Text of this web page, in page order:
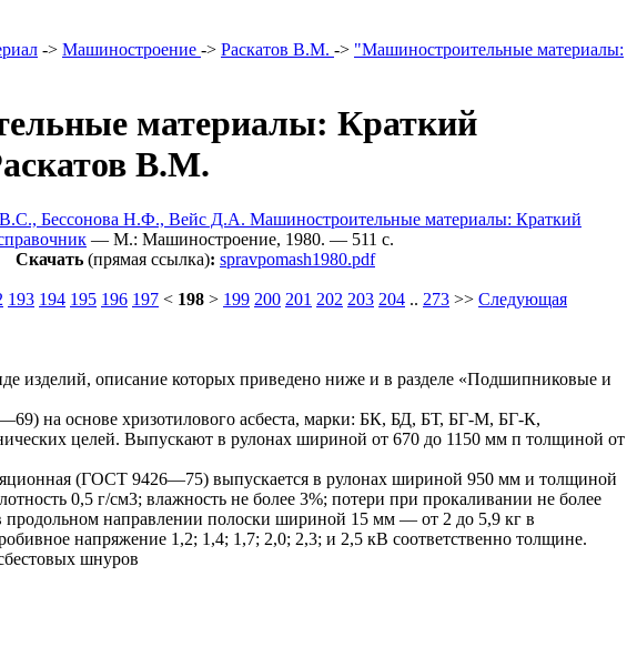
-> Машиностроение -> Раскатов В.М. -> "Машиностроительные материалы:
материалы: Краткий
В.М.
Бессонова Н.Ф., Вейс Д.А. Машиностроительные материалы: Краткий
— M.: Машиностроение, 1980. — 511 c.
Скачать (прямая ссылка): spravpomash1980.pdf
193 194 195 196 197 < 198 > 199 200 201 202 203 204 .. 273 >> Следующая
изделий, описание которых приведено ниже и в разделе «Подшипниковые и
на основе хризотилового асбеста, марки: БК, БД, БТ, БГ-М, БГ-К,
целей. Выпускают в рулонах шириной от 670 до 1150 мм п толщиной от
(ГОСТ 9426—75) выпускается в рулонах шириной 950 мм и толщиной
0,5 г/см3; влажность не более 3%; потери при прокаливании не более
продольном направлении полоски шириной 15 мм — от 2 до 5,9 кг в
напряжение 1,2; 1,4; 1,7; 2,0; 2,3; и 2,5 кВ соответственно толщине.
шнуров